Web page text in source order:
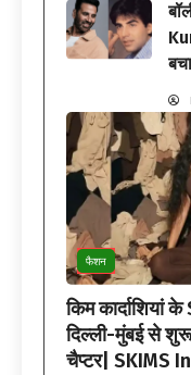
फैशन
किम कार्दाशियां
दिल्ली-मुंबई से
चैप्टर| SKIMS